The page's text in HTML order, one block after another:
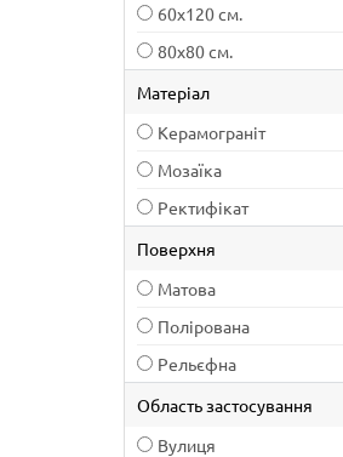
60х120 см.
80х80 см.
Матеріал
Керамограніт
Мозаїка
Ректифікат
Поверхня
Матова
Полірована
Рельєфна
Область застосування
Вулиця